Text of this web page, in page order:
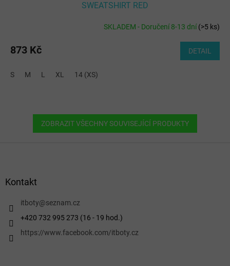
SWEATSHIRT RED
SKLADEM - Doručení 8-13 dní(>5 ks)
873 Kč DETAIL
S M L XL 14 (XS)
ZOBRAZIT VŠECHNY SOUVISEJÍCÍ PRODUKTY
Kontakt
itboty@seznam.cz
+420 732 995 273 (16 - 19 hod.)
https://www.facebook.com/itboty.cz